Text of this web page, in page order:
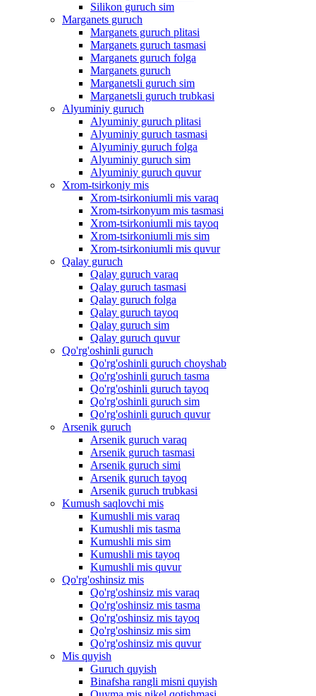
Silikon guruch sim
Marganets guruch
Marganets guruch plitasi
Marganets guruch tasmasi
Marganets guruch folga
Marganets guruch
Marganetsli guruch sim
Marganetsli guruch trubkasi
Alyuminiy guruch
Alyuminiy guruch plitasi
Alyuminiy guruch tasmasi
Alyuminiy guruch folga
Alyuminiy guruch sim
Alyuminiy guruch quvur
Xrom-tsirkoniy mis
Xrom-tsirkoniumli mis varaq
Xrom-tsirkonyum mis tasmasi
Xrom-tsirkoniumli mis tayoq
Xrom-tsirkoniumli mis sim
Xrom-tsirkoniumli mis quvur
Qalay guruch
Qalay guruch varaq
Qalay guruch tasmasi
Qalay guruch folga
Qalay guruch tayoq
Qalay guruch sim
Qalay guruch quvur
Qo'rg'oshinli guruch
Qo'rg'oshinli guruch choyshab
Qo'rg'oshinli guruch tasma
Qo'rg'oshinli guruch tayoq
Qo'rg'oshinli guruch sim
Qo'rg'oshinli guruch quvur
Arsenik guruch
Arsenik guruch varaq
Arsenik guruch tasmasi
Arsenik guruch simi
Arsenik guruch tayoq
Arsenik guruch trubkasi
Kumush saqlovchi mis
Kumushli mis varaq
Kumushli mis tasma
Kumushli mis sim
Kumushli mis tayoq
Kumushli mis quvur
Qo'rg'oshinsiz mis
Qo'rg'oshinsiz mis varaq
Qo'rg'oshinsiz mis tasma
Qo'rg'oshinsiz mis tayoq
Qo'rg'oshinsiz mis sim
Qo'rg'oshinsiz mis quvur
Mis quyish
Guruch quyish
Binafsha rangli misni quyish